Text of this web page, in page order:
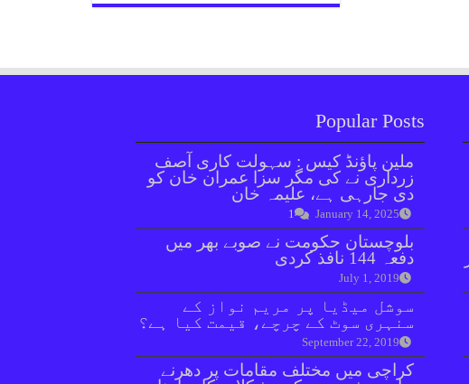
Popular Posts
ملین پاؤنڈ کیس : سہولت کاری آصف
زرداری نے کی مگر سزا عمران خان کو
دی جارہی ہے، علیمہ خان
January 14, 2025
1
بلوچستان حکومت نے صوبے بھر میں
دفعہ 144 نافذ کردی
July 1, 2019
سوشل میڈیا پر مریم نواز کے
سنہری سوٹ کے چرچے، قیمت کیا ہے؟
September 22, 2019
کراچی میں مختلف مقامات پر دھرنے